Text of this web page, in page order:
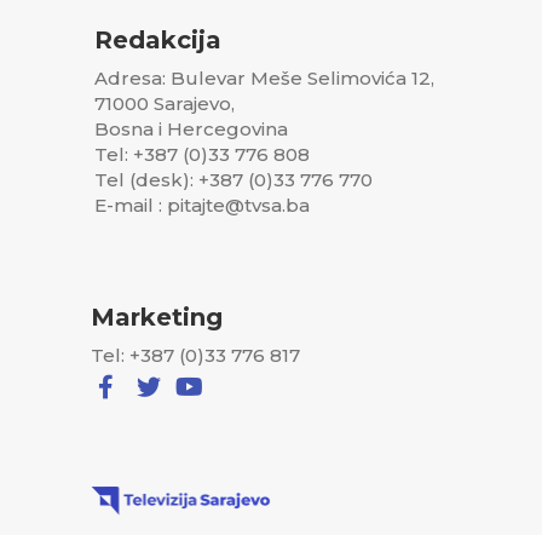
Redakcija
Adresa: Bulevar Meše Selimovića 12,
71000 Sarajevo,
Bosna i Hercegovina
Tel: +387 (0)33 776 808
Tel (desk): +387 (0)33 776 770
E-mail : pitajte@tvsa.ba
Marketing
Tel: +387 (0)33 776 817